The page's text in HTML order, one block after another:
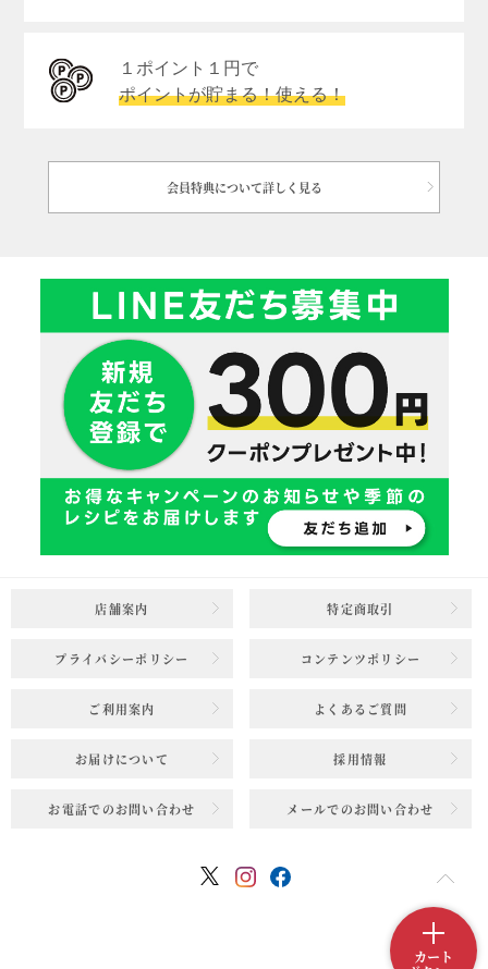
カート
１ポイント１円で
ポイントが貯まる！使える！
会員特典について詳しく見る
店舗案内 特定商取引
プライバシーポリシー コンテンツポリシー
ご利用案内 よくあるご質問
お届けについて 採用情報
お電話でのお問い合わせ メールでのお問い合わせ